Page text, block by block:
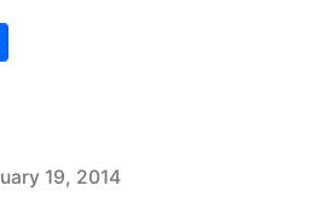
19, 2014